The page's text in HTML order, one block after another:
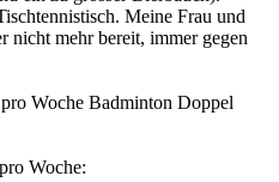
Meine Frau und
nicht mehr bereit, immer gegen
Woche Badminton Doppel
Woche: